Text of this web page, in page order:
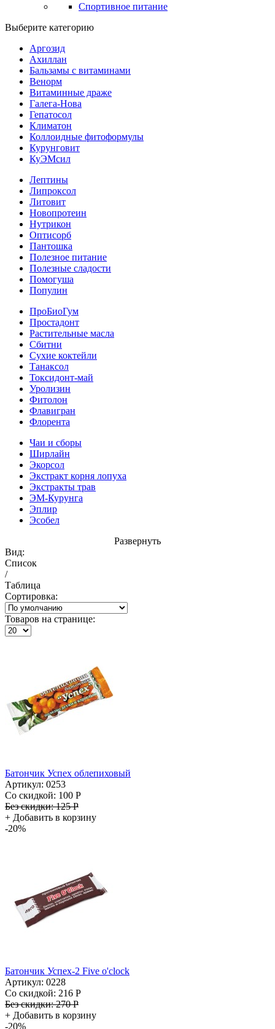
Спортивное питание
Выберите категорию
Аргозид
Ахиллан
Бальзамы с витаминами
Венорм
Витаминные драже
Галега-Нова
Гепатосол
Климатон
Коллоидные фитоформулы
Курунговит
КуЭМсил
Лептины
Липроксол
Литовит
Новопротеин
Нутрикон
Оптисорб
Пантошка
Полезное питание
Полезные сладости
Помогуша
Популин
ПроБиоГум
Простадонт
Растительные масла
Сбитни
Сухие коктейли
Танаксол
Токсидонт-май
Уролизин
Фитолон
Флавигран
Флорента
Чаи и сборы
Ширлайн
Экорсол
Экстракт корня лопуха
Экстракты трав
ЭМ-Курунга
Эплир
Эсобел
Развернуть
Вид:
Список
/
Таблица
Сортировка:
Товаров на странице:
Батончик Успех облепиховый
Артикул: 0253
Со скидкой: 100 Р
Без скидки:125 Р
+ Добавить в корзину
-20%
Батончик Успех-2 Five o'clock
Артикул: 0228
Со скидкой: 216 Р
Без скидки:270 Р
+ Добавить в корзину
-20%